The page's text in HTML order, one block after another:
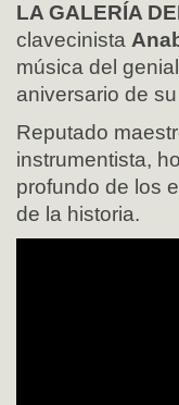
LA GALERÍA
clavecinista
música del
aniversario de
Reputado
instrumentista,
profundo de los
de la historia.